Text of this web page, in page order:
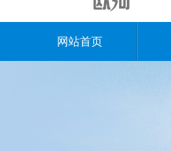
网站首页